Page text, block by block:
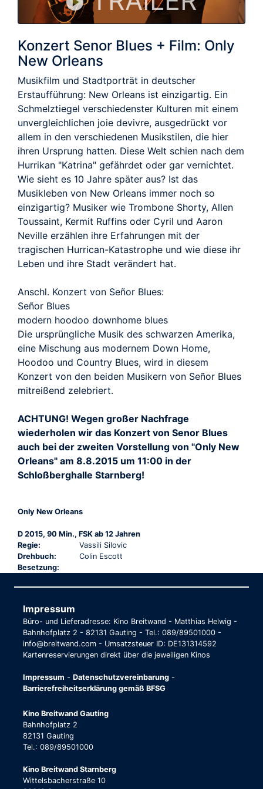
Konzert Senor Blues + Film: Only
New Orleans
Musikfilm und Stadtporträt in deutscher
Erstaufführung: New Orleans ist einzigartig. Ein
Schmelztiegel verschiedenster Kulturen mit einem
unvergleichlichen joie devivre, ausgedrückt vor
allem in den verschiedenen Musikstilen, die hier
ihren Ursprung hatten. Diese Welt schien nach dem
Hurrikan "Katrina" gefährdet oder gar vernichtet.
Wie sieht es 10 Jahre später aus? Ist das
Musikleben von New Orleans immer noch so
einzigartig? Musiker wie Trombone Shorty, Allen
Toussaint, Kermit Ruffins oder Cyril und Aaron
Neville erzählen ihre Erfahrungen mit der
tragischen Hurrican-Katastrophe und wie diese ihr
Leben und ihre Stadt verändert hat.
Anschl. Konzert von Señor Blues:
Señor Blues
modern hoodoo downhome blues
Die ursprüngliche Musik des schwarzen Amerika,
eine Mischung aus modernem Down Home,
Hoodoo und Country Blues, wird in diesem
Konzert von den beiden Musikern von Señor Blues
mitreißend zelebriert.
ACHTUNG! Wegen großer Nachfrage
wiederholen wir das Konzert von Senor Blues
auch bei der zweiten Vorstellung von "Only New
Orleans" am 8.8.2015 um 11:00 in der
Schloßberghalle Starnberg!
Only New Orleans
D 2015, 90 Min., FSK ab 12 Jahren
Regie:
Vassili Silovic
Drehbuch:
Colin Escott
Besetzung:
Impressum
Büro- und Lieferadresse: Kino Breitwand - Matthias Helwig -
Bahnhofplatz 2 - 82131 Gauting - Tel.: 089/89501000 -
info@breitwand.com - Umsatzsteuer ID: DE131314592
Kartenreservierungen direkt über die jeweiligen Kinos
Impressum - Datenschutzvereinbarung -
Barrierefreiheitserklärung gemäß BFSG
Kino Breitwand Gauting
Bahnhofplatz 2
82131 Gauting
Tel.: 089/89501000
Kino Breitwand Starnberg
Wittelsbacherstraße 10